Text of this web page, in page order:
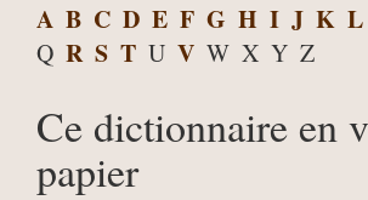
A B C D E F G H I J K L
Q R S T U V W X Y Z
Ce dictionnaire en
papier